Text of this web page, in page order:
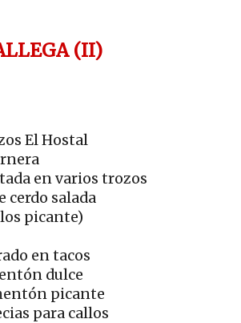
(II)
El Hostal
en varios trozos
cerdo salada
picante)
en tacos
dulce
picante
para callos